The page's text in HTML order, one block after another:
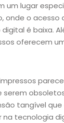
um lugar
onde o
é baixa.
oferecem
serem
tangível que
na tecnologia